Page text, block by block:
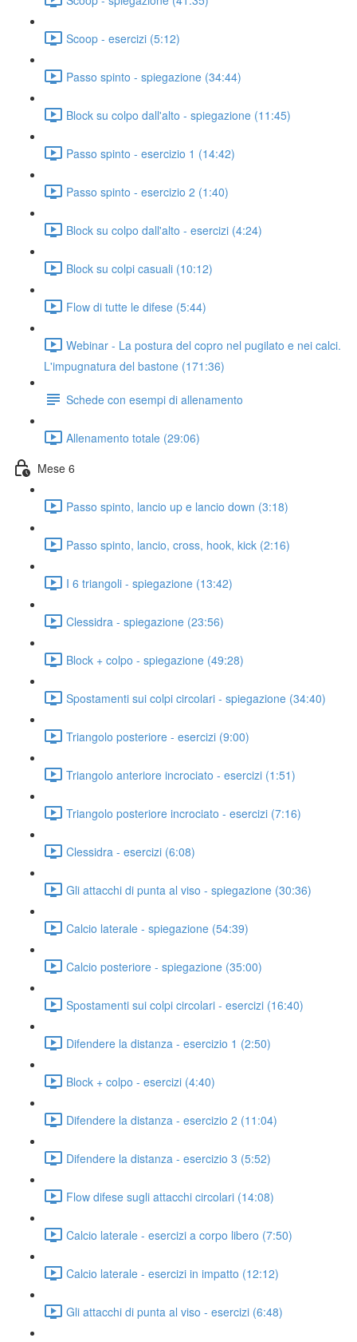
Scoop - esercizi (5:12)
Passo spinto - spiegazione (34:44)
Block su colpo dall'alto - spiegazione (11:45)
Passo spinto - esercizio 1 (14:42)
Passo spinto - esercizio 2 (1:40)
Block su colpo dall'alto - esercizi (4:24)
Block su colpi casuali (10:12)
Flow di tutte le difese (5:44)
Webinar - La postura del copro nel pugilato e nei calci.
L'impugnatura del bastone (171:36)
Schede con esempi di allenamento
Allenamento totale (29:06)
Mese 6
Passo spinto, lancio up e lancio down (3:18)
Passo spinto, lancio, cross, hook, kick (2:16)
I 6 triangoli - spiegazione (13:42)
Clessidra - spiegazione (23:56)
Block + colpo - spiegazione (49:28)
Spostamenti sui colpi circolari - spiegazione (34:40)
Triangolo posteriore - esercizi (9:00)
Triangolo anteriore incrociato - esercizi (1:51)
Triangolo posteriore incrociato - esercizi (7:16)
Clessidra - esercizi (6:08)
Gli attacchi di punta al viso - spiegazione (30:36)
Calcio laterale - spiegazione (54:39)
Calcio posteriore - spiegazione (35:00)
Spostamenti sui colpi circolari - esercizi (16:40)
Difendere la distanza - esercizio 1 (2:50)
Block + colpo - esercizi (4:40)
Difendere la distanza - esercizio 2 (11:04)
Difendere la distanza - esercizio 3 (5:52)
Flow difese sugli attacchi circolari (14:08)
Calcio laterale - esercizi a corpo libero (7:50)
Calcio laterale - esercizi in impatto (12:12)
Gli attacchi di punta al viso - esercizi (6:48)